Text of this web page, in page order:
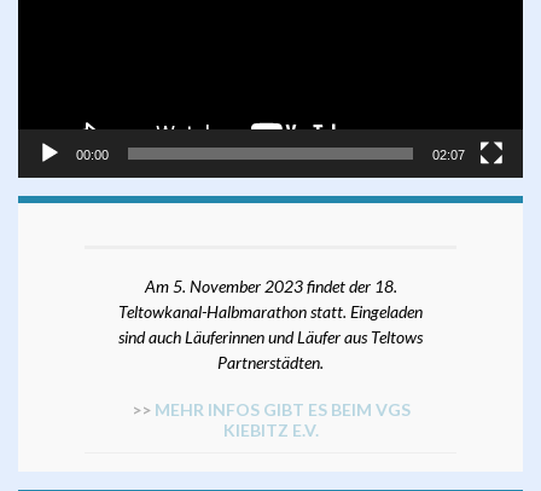
00:00 02:07
Am 5. November 2023 findet der 18.
Teltowkanal-Halbmarathon statt. Eingeladen
sind auch Läuferinnen und Läufer aus Teltows
Partnerstädten.
>> MEHR INFOS GIBT ES BEIM VGS
KIEBITZ E.V.